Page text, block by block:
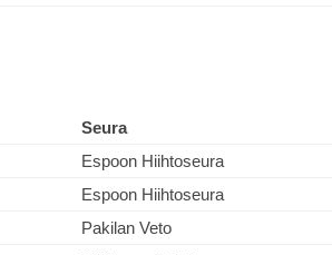
Seura
Espoon Hiihtoseura
Espoon Hiihtoseura
Pakilan Veto